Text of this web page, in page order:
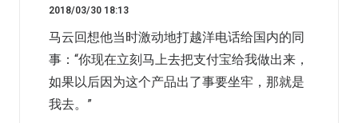
2018/03/30 18:13
马云回想他当时激动地打越洋电话给国内的同
事：“你现在立刻马上去把支付宝给我做出来，
如果以后因为这个产品出了事要坐牢，那就是
我去。”